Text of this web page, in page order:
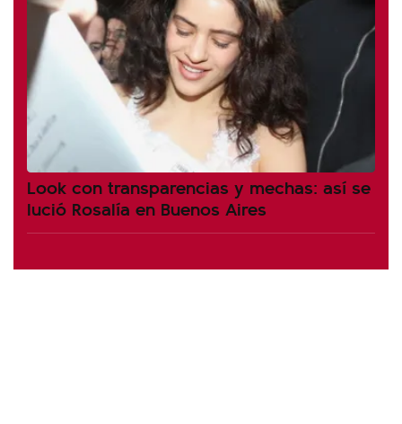
Look con transparencias y mechas: así se
lució Rosalía en Buenos Aires